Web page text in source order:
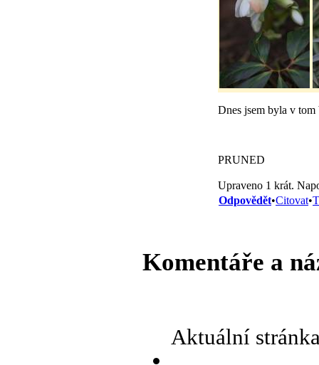
Dnes jsem byla v tom
PRUNED
Upraveno 1 krát.
Odpovědět•Citovat•
Komentáře a
Aktuální